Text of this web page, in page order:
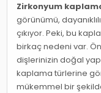
Zirkonyum
görünümü,
çıkıyor. Peki, bu
birkaç nedeni var.
dişlerinizin doğal
kaplama türlerine
mükemmel bir